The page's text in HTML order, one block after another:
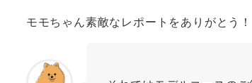
モモちゃん素敵なレポートをありがとう！